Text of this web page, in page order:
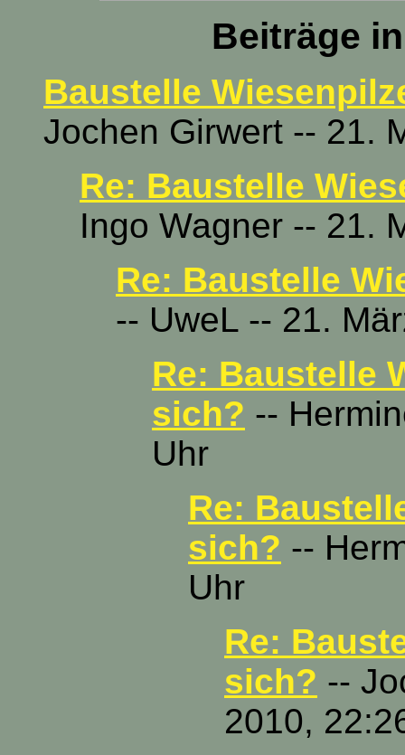
Beiträge
Baustelle
Jochen Girwert -- 21.
Re: Baustelle
Ingo Wagner -- 21.
Re: Baustelle
-- UweL -- 21.
Re: Baustelle
sich? --
Uhr
Re:
sich? --
Uhr
Re:
sich? --
2010,